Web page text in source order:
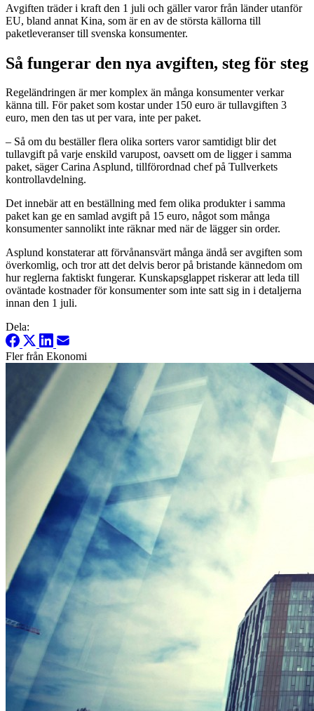
Avgiften träder i kraft den 1 juli och gäller varor från länder utanför
EU, bland annat Kina, som är en av de största källorna till
paketleveranser till svenska konsumenter.
Så fungerar den nya avgiften, steg för steg
Regeländringen är mer komplex än många konsumenter verkar
känna till. För paket som kostar under 150 euro är tullavgiften 3
euro, men den tas ut per vara, inte per paket.
– Så om du beställer flera olika sorters varor samtidigt blir det
tullavgift på varje enskild varupost, oavsett om de ligger i samma
paket, säger Carina Asplund, tillförordnad chef på Tullverkets
kontrollavdelning.
Det innebär att en beställning med fem olika produkter i samma
paket kan ge en samlad avgift på 15 euro, något som många
konsumenter sannolikt inte räknar med när de lägger sin order.
Asplund konstaterar att förvånansvärt många ändå ser avgiften som
överkomlig, och tror att det delvis beror på bristande kännedom om
hur reglerna faktiskt fungerar. Kunskapsglappet riskerar att leda till
oväntade kostnader för konsumenter som inte satt sig in i detaljerna
innan den 1 juli.
Dela:
Fler från Ekonomi